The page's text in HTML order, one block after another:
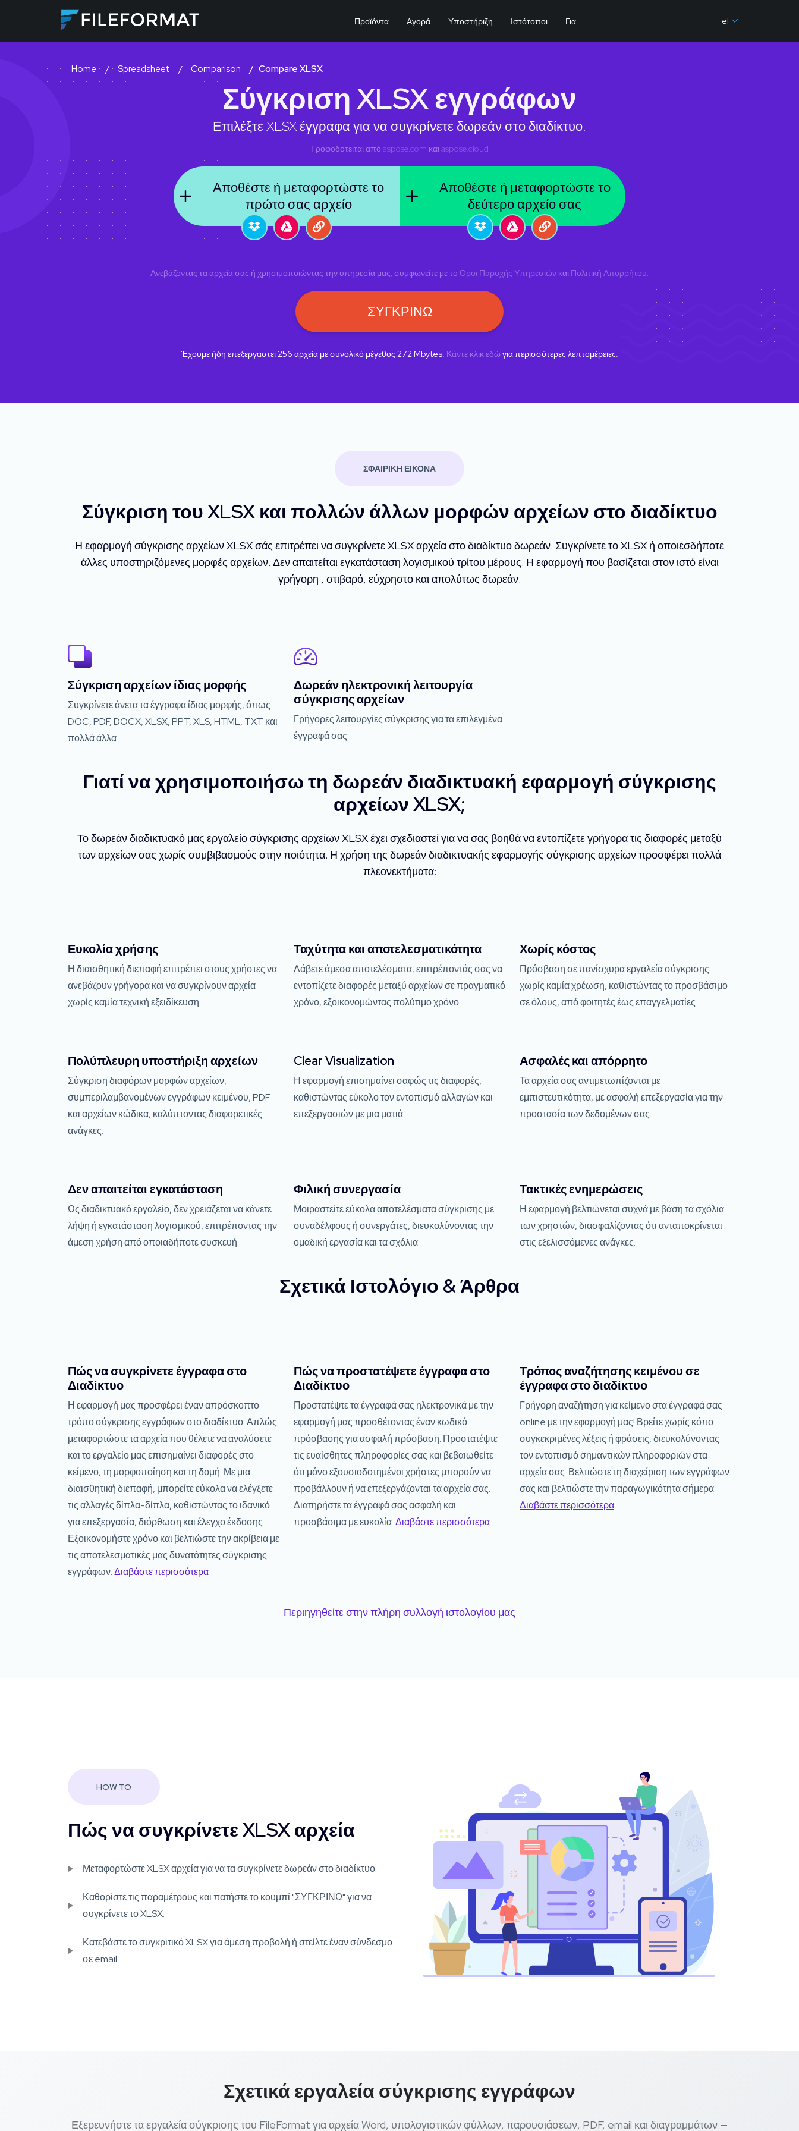
Προϊόντα Αγορά Υποστήριξη Ιστότοποι Για el
Home Spreadsheet Comparison Compare XLSX
Σύγκριση XLSX εγγράφων
Επιλέξτε XLSX έγγραφα για να συγκρίνετε δωρεάν στο διαδίκτυο.
Τροφοδοτείται από aspose.com και aspose.cloud
Αποθέστε ή μεταφορτώστε το
πρώτο σας αρχείο
Αποθέστε ή μεταφορτώστε το
δεύτερο αρχείο σας
Ανεβάζοντας τα αρχεία σας ή χρησιμοποιώντας την υπηρεσία μας, συμφωνείτε με τοΌροι Παροχής Υπηρεσιών και Πολιτική Απορρήτου
ΣΥΓΚΡΙΝΩ
Έχουμε ήδη επεξεργαστεί 256 αρχεία με συνολικό μέγεθος 272 Mbytes. Κάντε κλικ εδώγια περισσότερες λεπτομέρειες.
ΣΦΑΙΡΙΚΗ ΕΙΚΟΝΑ
Σύγκριση του XLSX και πολλών άλλων μορφών αρχείων στο διαδίκτυο
Η εφαρμογή σύγκρισης αρχείων XLSX σάς επιτρέπει να συγκρίνετε XLSX αρχεία στο διαδίκτυο δωρεάν. Συγκρίνετε το XLSX ή οποιεσδήποτε
άλλες υποστηριζόμενες μορφές αρχείων. Δεν απαιτείται εγκατάσταση λογισμικού τρίτου μέρους. Η εφαρμογή που βασίζεται στον ιστό είναι
γρήγορη , στιβαρό, εύχρηστο και απολύτως δωρεάν.
Σύγκριση αρχείων ίδιας μορφής
Συγκρίνετε άνετα τα έγγραφα ίδιας μορφής, όπως
DOC, PDF, DOCX, XLSX, PPT, XLS, HTML, TXT και
πολλά άλλα.
Δωρεάν ηλεκτρονική λειτουργία
σύγκρισης αρχείων
Γρήγορες λειτουργίες σύγκρισης για τα επιλεγμένα
έγγραφά σας.
Γιατί να χρησιμοποιήσω τη δωρεάν διαδικτυακή εφαρμογή σύγκρισης
αρχείων XLSX;
Το δωρεάν διαδικτυακό μας εργαλείο σύγκρισης αρχείων XLSX έχει σχεδιαστεί για να σας βοηθά να εντοπίζετε γρήγορα τις διαφορές μεταξύ
των αρχείων σας χωρίς συμβιβασμούς στην ποιότητα. Η χρήση της δωρεάν διαδικτυακής εφαρμογής σύγκρισης αρχείων προσφέρει πολλά
πλεονεκτήματα:
Ευκολία χρήσης
Η διαισθητική διεπαφή επιτρέπει στους χρήστες να
ανεβάζουν γρήγορα και να συγκρίνουν αρχεία
χωρίς καμία τεχνική εξειδίκευση.
Ταχύτητα και αποτελεσματικότητα
Λάβετε άμεσα αποτελέσματα, επιτρέποντάς σας να
εντοπίζετε διαφορές μεταξύ αρχείων σε πραγματικό
χρόνο, εξοικονομώντας πολύτιμο χρόνο.
Χωρίς κόστος
Πρόσβαση σε πανίσχυρα εργαλεία σύγκρισης
χωρίς καμία χρέωση, καθιστώντας το προσβάσιμο
σε όλους, από φοιτητές έως επαγγελματίες.
Πολύπλευρη υποστήριξη αρχείων
Σύγκριση διαφόρων μορφών αρχείων,
συμπεριλαμβανομένων εγγράφων κειμένου, PDF
και αρχείων κώδικα, καλύπτοντας διαφορετικές
ανάγκες.
Clear Visualization
Η εφαρμογή επισημαίνει σαφώς τις διαφορές,
καθιστώντας εύκολο τον εντοπισμό αλλαγών και
επεξεργασιών με μια ματιά.
Ασφαλές και απόρρητο
Τα αρχεία σας αντιμετωπίζονται με
εμπιστευτικότητα, με ασφαλή επεξεργασία για την
προστασία των δεδομένων σας.
Δεν απαιτείται εγκατάσταση
Ως διαδικτυακό εργαλείο, δεν χρειάζεται να κάνετε
λήψη ή εγκατάσταση λογισμικού, επιτρέποντας την
άμεση χρήση από οποιαδήποτε συσκευή.
Φιλική συνεργασία
Μοιραστείτε εύκολα αποτελέσματα σύγκρισης με
συναδέλφους ή συνεργάτες, διευκολύνοντας την
ομαδική εργασία και τα σχόλια.
Τακτικές ενημερώσεις
Η εφαρμογή βελτιώνεται συχνά με βάση τα σχόλια
των χρηστών, διασφαλίζοντας ότι ανταποκρίνεται
στις εξελισσόμενες ανάγκες.
Σχετικά Ιστολόγιο & Άρθρα
Πώς να συγκρίνετε έγγραφα στο
Διαδίκτυο
Η εφαρμογή μας προσφέρει έναν απρόσκοπτο
τρόπο σύγκρισης εγγράφων στο διαδίκτυο. Απλώς
μεταφορτώστε τα αρχεία που θέλετε να αναλύσετε
και το εργαλείο μας επισημαίνει διαφορές στο
κείμενο, τη μορφοποίηση και τη δομή. Με μια
διαισθητική διεπαφή, μπορείτε εύκολα να ελέγξετε
τις αλλαγές δίπλα-δίπλα, καθιστώντας το ιδανικό
για επεξεργασία, διόρθωση και έλεγχο έκδοσης.
Εξοικονομήστε χρόνο και βελτιώστε την ακρίβεια με
τις αποτελεσματικές μας δυνατότητες σύγκρισης
εγγράφων.Διαβάστε περισσότερα
Πώς να προστατέψετε έγγραφα στο
Διαδίκτυο
Προστατέψτε τα έγγραφά σας ηλεκτρονικά με την
εφαρμογή μας προσθέτοντας έναν κωδικό
πρόσβασης για ασφαλή πρόσβαση. Προστατέψτε
τις ευαίσθητες πληροφορίες σας και βεβαιωθείτε
ότι μόνο εξουσιοδοτημένοι χρήστες μπορούν να
προβάλλουν ή να επεξεργάζονται τα αρχεία σας.
Διατηρήστε τα έγγραφά σας ασφαλή και
προσβάσιμα με ευκολία.Διαβάστε περισσότερα
Τρόπος αναζήτησης κειμένου σε
έγγραφα στο διαδίκτυο
Γρήγορη αναζήτηση για κείμενο στα έγγραφά σας
online με την εφαρμογή μας! Βρείτε χωρίς κόπο
συγκεκριμένες λέξεις ή φράσεις, διευκολύνοντας
τον εντοπισμό σημαντικών πληροφοριών στα
αρχεία σας. Βελτιώστε τη διαχείριση των εγγράφων
σας και βελτιώστε την παραγωγικότητα σήμερα.
Διαβάστε περισσότερα
Περιηγηθείτε στην πλήρη συλλογή ιστολογίου μας
HOW TO
Πώς να συγκρίνετε XLSX αρχεία
Μεταφορτώστε XLSX αρχεία για να τα συγκρίνετε δωρεάν στο διαδίκτυο.
Καθορίστε τις παραμέτρους και πατήστε το κουμπί "ΣΥΓΚΡΙΝΩ" για να
συγκρίνετε το XLSX.
Κατεβάστε το συγκριτικό XLSX για άμεση προβολή ή στείλτε έναν σύνδεσμο
σε email.
Σχετικά εργαλεία σύγκρισης εγγράφων
Εξερευνήστε τα εργαλεία σύγκρισης του FileFormat για αρχεία Word, υπολογιστικών φύλλων, παρουσιάσεων, PDF, email και διαγραμμάτων —